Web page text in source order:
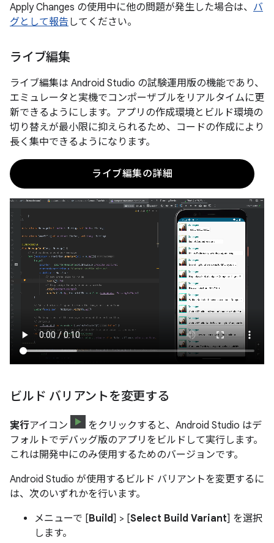
Apply Changes の使用中に他の問題が発生した場合は、 バ
グとして報告 してください。
ライブ編集
ライブ編集は Android Studio の試験運用版の機能であり、
エミュレータと実機でコンポーザブルをリアルタイムに更
新できるようにします。アプリの作成環境とビルド環境の
切り替えが最小限に抑えられるため、コードの作成により
長く集中できるようになります。
ライブ編集の詳細
ビルド バリアントを変更する
実行アイコン
をクリックすると、Android Studio はデ
フォルトでデバッグ版のアプリをビルドして実行します。
これは開発中にのみ使用するためのバージョンです。
Android Studio が使用するビルド バリアントを変更するに
は、次のいずれかを行います。
メニューで [Build] > [Select Build Variant] を選択
します。